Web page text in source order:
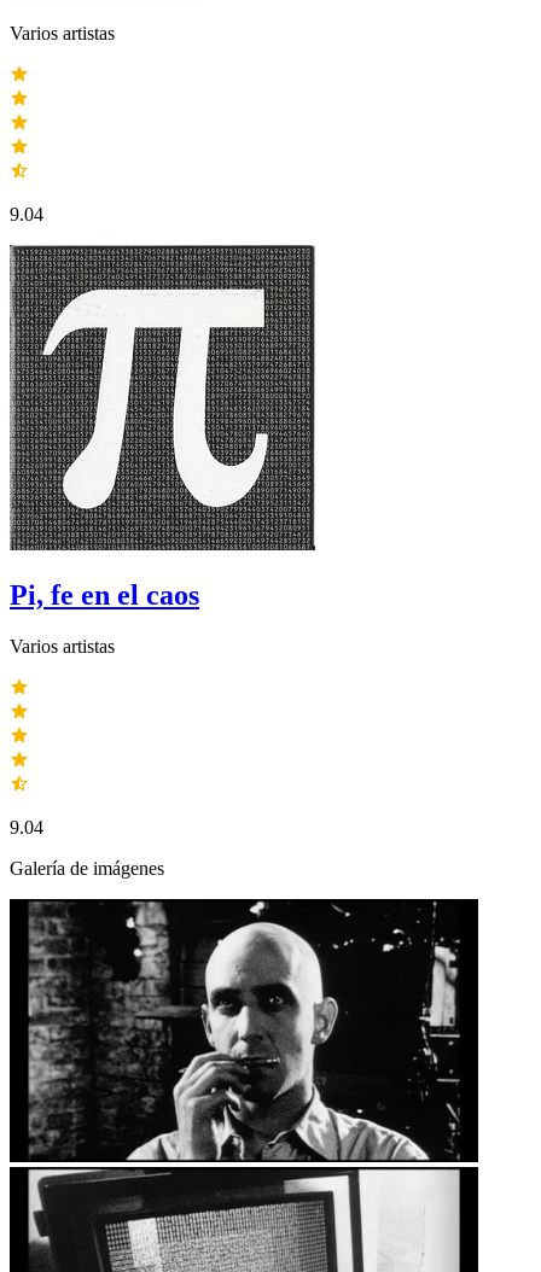
Varios artistas
9.04
Pi, fe en el caos
Varios artistas
9.04
Galería de imágenes